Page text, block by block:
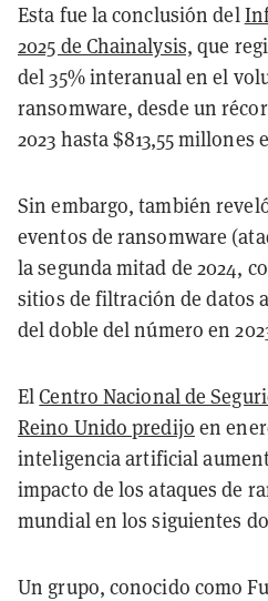
Esta fue la conclusión del
2025 de Chainalysis, que
del 35% interanual en el
ransomware, desde un
2023 hasta $813,55 millones
Sin embargo, también
eventos de ransomware
la segunda mitad de 2024,
sitios de filtración de datos
del doble del número en
ElCentro Nacional de
Reino Unido predijo en
inteligencia artificial
impacto de los ataques de
mundial en los siguientes
Un grupo, conocido como